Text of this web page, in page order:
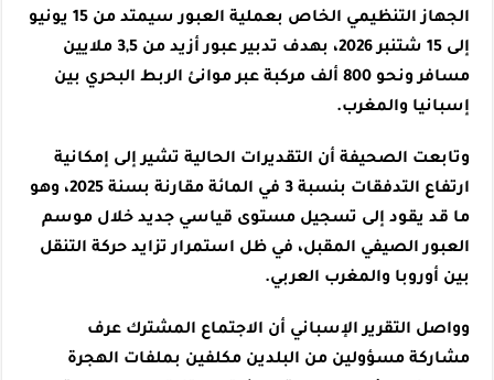
الجهاز التنظيمي الخاص بعملية العبور سيمتد من 15 يونيو
إلى 15 شتنبر 2026، بهدف تدبير عبور أزيد من 3,5 ملايين
مسافر ونحو 800 ألف مركبة عبر موانئ الربط البحري بين
إسبانيا والمغرب.
وتابعت الصحيفة أن التقديرات الحالية تشير إلى إمكانية
ارتفاع التدفقات بنسبة 3 في المائة مقارنة بسنة 2025، وهو
ما قد يقود إلى تسجيل مستوى قياسي جديد خلال موسم
العبور الصيفي المقبل، في ظل استمرار تزايد حركة التنقل
بين أوروبا والمغرب العربي.
وواصل التقرير الإسباني أن الاجتماع المشترك عرف
مشاركة مسؤولين من البلدين مكلفين بملفات الهجرة